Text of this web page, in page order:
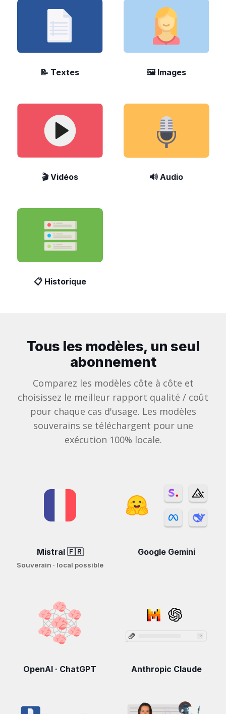
📝 Textes 🖼️ Images
🎬 Vidéos 🔊 Audio
📋 Historique
Tous les modèles, un seul
abonnement
Comparez les modèles côte à côte et
choisissez le meilleur rapport qualité / coût
pour chaque cas d'usage. Les modèles
souverains se téléchargent pour une
exécution 100% locale.
Mistral 🇫🇷
Souverain · local possible
Google Gemini
OpenAI · ChatGPT Anthropic Claude